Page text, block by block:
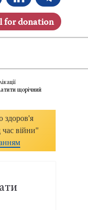
for donation
щорічний
здоров'я
час війни"